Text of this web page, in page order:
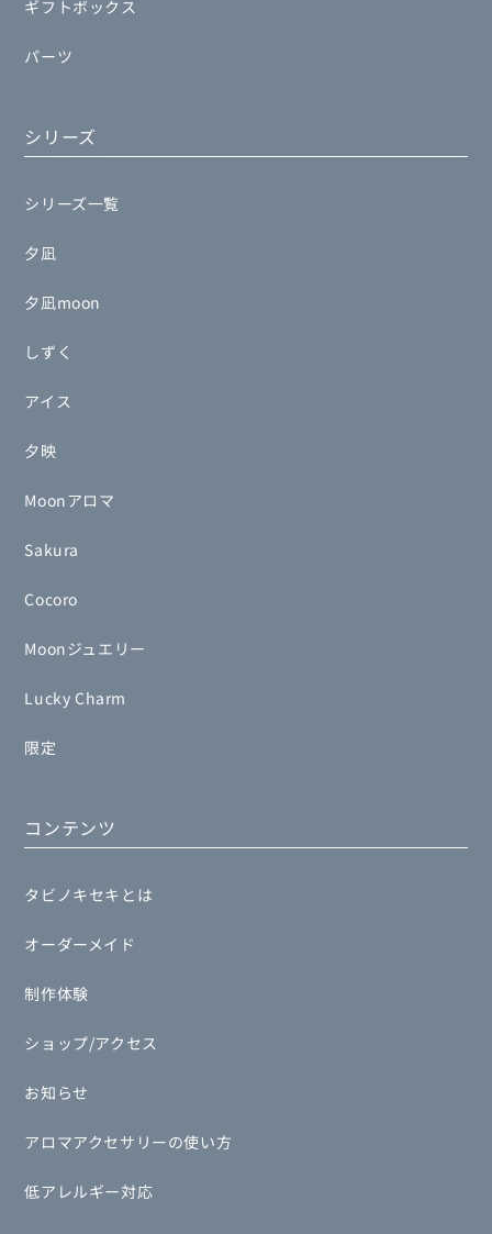
ギフトボックス
パーツ
シリーズ
シリーズ一覧
夕凪
夕凪moon
しずく
アイス
夕映
Moonアロマ
Sakura
Cocoro
Moonジュエリー
Lucky Charm
限定
コンテンツ
タビノキセキとは
オーダーメイド
制作体験
ショップ/アクセス
お知らせ
アロマアクセサリーの使い方
低アレルギー対応